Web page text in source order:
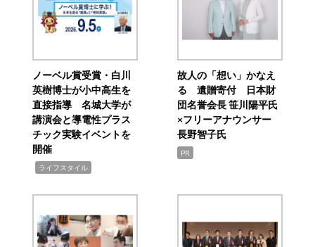
ノーベル賞受賞・白川
英樹博士が小中高生を
直接指導 名城大学が
講演会と導電性プラス
チック実験イベントを
開催
ライフスタイル
故人の「想い」かなえ
る 遺贈寄付 日本財
団名誉会長 笹川陽平氏
×フリーアナウンサー
長野智子氏
PR